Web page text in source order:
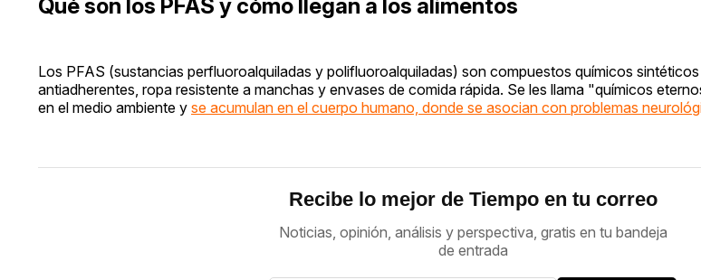
Qué son los PFAS y cómo llegan a los alimentos
Los PFAS (sustancias perfluoroalquiladas y polifluoroalquiladas) son compuestos químicos
antiadherentes, ropa resistente a manchas y envases de comida rápida. Se les llama "químicos
en el medio ambiente y se acumulan en el cuerpo humano, donde se asocian con problemas
Recibe lo mejor de Tiempo en tu correo
Noticias, opinión, análisis y perspectiva, gratis en tu bandeja
de entrada